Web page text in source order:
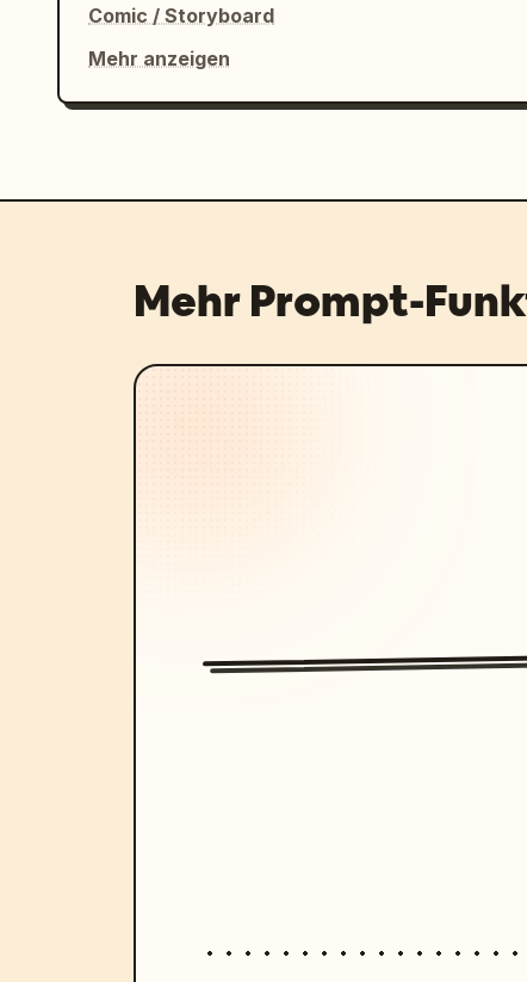
Comic / Storyboard
Mehr anzeigen
Mehr Prompt-